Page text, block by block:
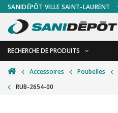
SANIDÉPÔT VILLE SAINT-LAURENT
RECHERCHE DE PRODUITS
RETOUR
Accessoires de sécurité
RETOUR
Gants
Accessoires Poubelles
RUB-2654-00